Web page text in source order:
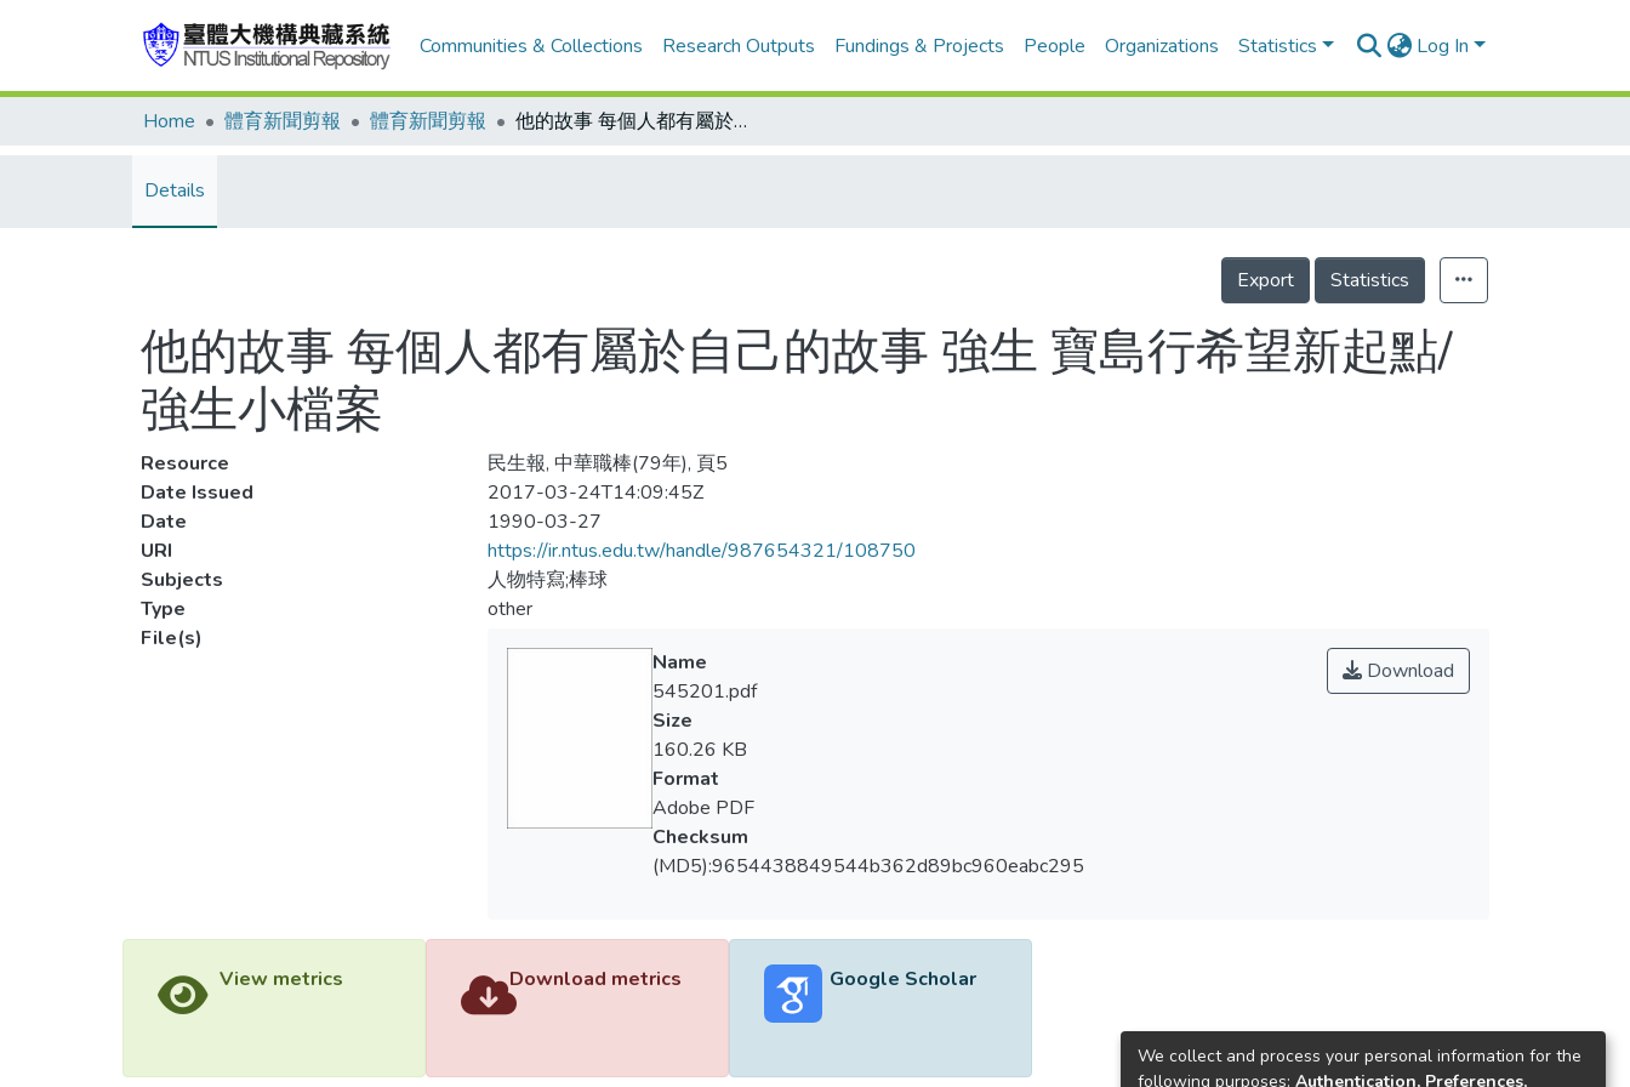
Communities & Collections Research Outputs Fundings & Projects People Organizations Statistics Log In
Home 體育新聞剪報 體育新聞剪報 他的故事 每個人都有屬於自己的故事 強生 寶島行希望新起點/強生小檔案
Details
Export Statistics
他的故事 每個人都有屬於自己的故事 強生 寶島行希望新起點/
強生小檔案
Resource
民生報, 中華職棒(79年), 頁5
Date Issued
2017-03-24T14:09:45Z
Date
1990-03-27
URI
https://ir.ntus.edu.tw/handle/987654321/108750
Subjects
人物特寫;棒球
Type
other
File(s)
Download
Name
545201.pdf
Size
160.26 KB
Format
Adobe PDF
Checksum
(MD5):9654438849544b362d89bc960eabc295
View metrics Download metrics Google Scholar
We collect and process your personal information for the
following purposes: Authentication, Preferences,